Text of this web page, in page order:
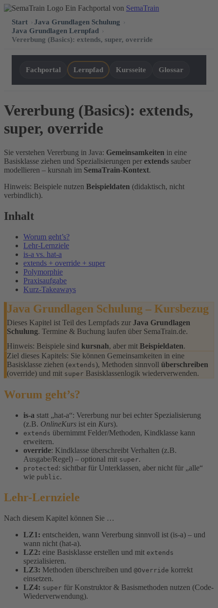
Ein Fachportal von SemaTrain
Start ›Java Grundlagen Schulung ›
Java Grundlagen Lernpfad ›
Vererbung (Basics): extends, super, override
Fachportal Lernpfad Kursseite Glossar
Vererbung (Basics): extends,
super, override
Sie verstehen Vererbung in Java: Gemeinsamkeiten in eine
Basisklasse ziehen und Spezialisierungen per extends sauber
modellieren – kursnah im SemaTrain-Kontext.
Hinweis: Beispiele nutzen Beispieldaten (didaktisch, nicht
verbindlich).
Inhalt
Worum geht’s?
Lehr-Lernziele
is-a vs. hat-a
extends + override + super
Polymorphie
Praxisaufgabe
Kurz-Takeaways
Java Grundlagen Schulung – Kursbezug
Dieses Kapitel ist Teil des Lernpfads zur Java Grundlagen
Schulung. Termine & Buchung laufen über SemaTrain.de.
Hinweis: Beispiele sind kursnah, aber mit Beispieldaten.
Ziel dieses Kapitels: Sie können Gemeinsamkeiten in eine
Basisklasse ziehen (extends), Methoden sinnvoll überschreiben
(override) und mit super Basisklassenlogik wiederverwenden.
Worum geht’s?
is-a statt „hat-a“: Vererbung nur bei echter Spezialisierung
(z.B. OnlineKurs ist ein Kurs).
extends übernimmt Felder/Methoden, Kindklasse kann
erweitern.
override: Kindklasse überschreibt Verhalten (z.B.
Ausgabe/Regel) – optional mit super.
protected : sichtbar für Unterklassen, aber nicht für „alle“
wie public.
Lehr-Lernziele
Nach diesem Kapitel können Sie …
LZ1: entscheiden, wann Vererbung sinnvoll ist (is-a) – und
wann nicht (hat-a).
LZ2: eine Basisklasse erstellen und mit extends
spezialisieren.
LZ3: Methoden überschreiben und @Override korrekt
einsetzen.
LZ4: super für Konstruktor & Basismethoden nutzen (Code-
Wiederverwendung).